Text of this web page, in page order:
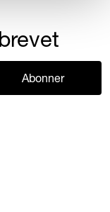
Abonner